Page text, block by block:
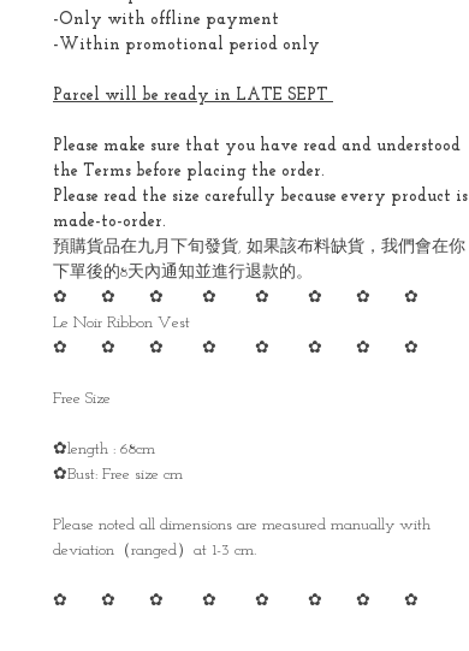
-Only with offline payment
-Within promotional period only
Parcel will be ready in LATE SEPT
Please make sure that you have read and understood
the Terms before placing the order.
Please read the size carefully because every product is
made-to-order.
預購貨品在九月下旬發貨, 如果該布料缺貨，我們會在你
下單後的8天內通知並進行退款的。
✿ ✿ ✿ ✿ ✿ ✿ ✿ ✿
Le Noir Ribbon Vest
✿ ✿ ✿ ✿ ✿ ✿ ✿ ✿
Free Size
✿length : 68cm
✿Bust: Free size cm
Please noted all dimensions are measured manually with
deviation（ranged）at 1-3 cm.
✿ ✿ ✿ ✿ ✿ ✿ ✿ ✿